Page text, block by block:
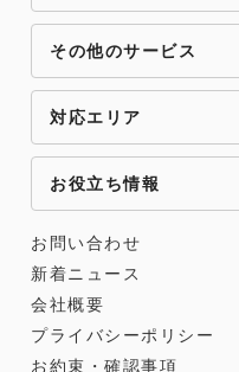
その他のサービス
対応エリア
お役立ち情報
お問い合わせ
新着ニュース
会社概要
プライバシーポリシー
お約束・確認事項